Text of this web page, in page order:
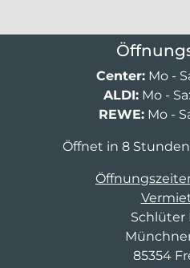
Center: Mo -
ALDI:Mo -
REWE:Mo -
Öffnet in 8
Schlüter
85354